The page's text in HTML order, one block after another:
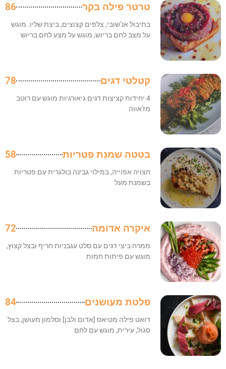
טרטר פילה בקר 86
בתיבול אנ'שובי, צלפים קצוצים, ביצת שליו. מוגש
על מצב לחם בריוש, מוגש על מצע לחם בריוש
קטלטי דגים 78
4 יחידות קציצות דגים גיאורגיות מוגש עם רוטב
מז'אווה
בטטה שמנת פטריות 58
חצויה אפוייה, במילוי גבינה בולגרית עם פטריות
בשמנת מעל
איקרה אדומה 72
ממרח ביצי דגים עם סלט עגבניות חריף ובצל קצוץ,
מוגש עם פיתות חמות
פלטת מעושנים 84
דואט פילה מטיאס [אדום ולבן] וסלמון מעושן, בצל
סגול, עירית, מוגש עם לחם